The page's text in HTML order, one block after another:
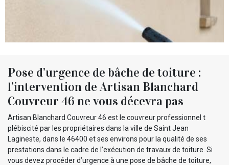
Pose d’urgence de bâche de toiture :
l’intervention de Artisan Blanchard
Couvreur 46 ne vous décevra pas
Artisan Blanchard Couvreur 46 est le couvreur professionnel t
plébiscité par les propriétaires dans la ville de Saint Jean
Lagineste, dans le 46400 et ses environs pour la qualité de ses
prestations dans le cadre de l’exécution de travaux de toiture. Si
vous devez procéder d’urgence à une pose de bâche de toiture,